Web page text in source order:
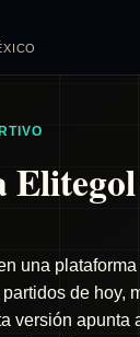
una
de hoy,
versión apunta